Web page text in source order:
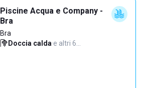
Piscine Acqua e Company -
Bra
Bra
Doccia calda·e altri 6…